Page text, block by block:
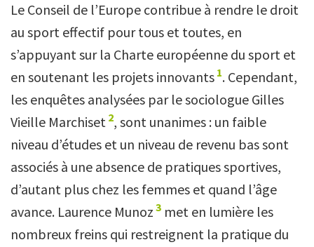
Le Conseil de l’Europe contribue à rendre le droit
au sport effectif pour tous et toutes, en
s’appuyant sur la Charte européenne du sport et
en soutenant les projets innovants 1. Cependant,
les enquêtes analysées par le sociologue Gilles
Vieille Marchiset 2, sont unanimes : un faible
niveau d’études et un niveau de revenu bas sont
associés à une absence de pratiques sportives,
d’autant plus chez les femmes et quand l’âge
avance. Laurence Munoz 3 met en lumière les
nombreux freins qui restreignent la pratique du